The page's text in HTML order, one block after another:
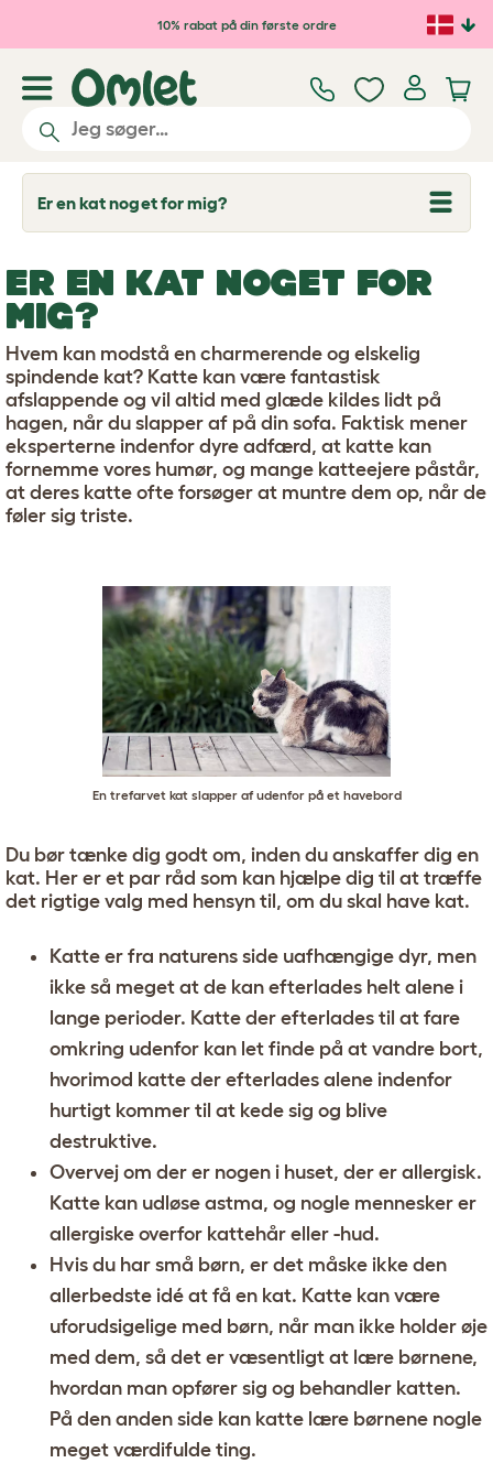
Gå til hovedindhold10% rabat på din første ordre
Er en kat noget for mig?
T
o
l
e
d
r
o
d
o
w
n
ER EN KAT NOGET FOR
MIG?
Hvem kan modstå en charmerende og elskelig
spindende kat? Katte kan være fantastisk
afslappende og vil altid med glæde kildes lidt på
hagen, når du slapper af på din sofa. Faktisk mener
eksperterne indenfor dyre adfærd, at katte kan
fornemme vores humør, og mange katteejere påstår,
at deres katte ofte forsøger at muntre dem op, når de
føler sig triste.
En trefarvet kat slapper af udenfor på et havebord
Du bør tænke dig godt om, inden du anskaffer dig en
kat. Her er et par råd som kan hjælpe dig til at træffe
det rigtige valg med hensyn til, om du skal have kat.
Katte er fra naturens side uafhængige dyr, men
ikke så meget at de kan efterlades helt alene i
lange perioder. Katte der efterlades til at fare
omkring udenfor kan let finde på at vandre bort,
hvorimod katte der efterlades alene indenfor
hurtigt kommer til at kede sig og blive
destruktive.
Overvej om der er nogen i huset, der er allergisk.
Katte kan udløse astma, og nogle mennesker er
allergiske overfor kattehår eller -hud.
Hvis du har små børn, er det måske ikke den
allerbedste idé at få en kat. Katte kan være
uforudsigelige med børn, når man ikke holder øje
med dem, så det er væsentligt at lære børnene,
hvordan man opfører sig og behandler katten.
På den anden side kan katte lære børnene nogle
meget værdifulde ting.